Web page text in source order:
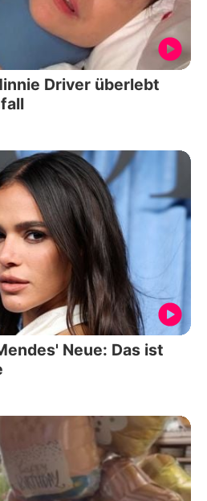
Driver überlebt
Neue: Das ist